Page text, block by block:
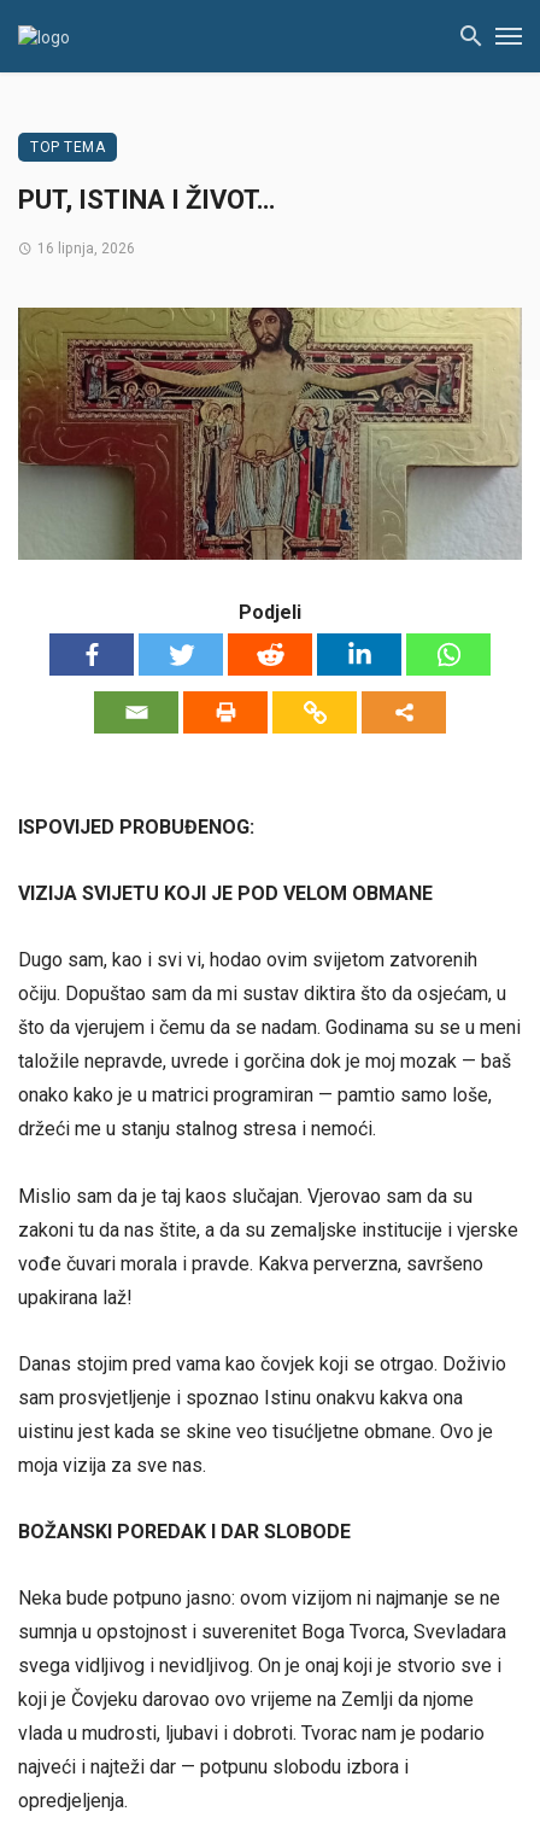
TOP TEMA
PUT, ISTINA I ŽIVOT…
16 lipnja, 2026
Podjeli
ISPOVIJED PROBUĐENOG:
VIZIJA SVIJETU KOJI JE POD VELOM OBMANE
Dugo sam, kao i svi vi, hodao ovim svijetom zatvorenih
očiju. Dopuštao sam da mi sustav diktira što da osjećam, u
što da vjerujem i čemu da se nadam. Godinama su se u meni
taložile nepravde, uvrede i gorčina dok je moj mozak — baš
onako kako je u matrici programiran — pamtio samo loše,
držeći me u stanju stalnog stresa i nemoći.
Mislio sam da je taj kaos slučajan. Vjerovao sam da su
zakoni tu da nas štite, a da su zemaljske institucije i vjerske
vođe čuvari morala i pravde. Kakva perverzna, savršeno
upakirana laž!
Danas stojim pred vama kao čovjek koji se otrgao. Doživio
sam prosvjetljenje i spoznao Istinu onakvu kakva ona
uistinu jest kada se skine veo tisućljetne obmane. Ovo je
moja vizija za sve nas.
BOŽANSKI POREDAK I DAR SLOBODE
Neka bude potpuno jasno: ovom vizijom ni najmanje se ne
sumnja u opstojnost i suverenitet Boga Tvorca, Svevladara
svega vidljivog i nevidljivog. On je onaj koji je stvorio sve i
koji je Čovjeku darovao ovo vrijeme na Zemlji da njome
vlada u mudrosti, ljubavi i dobroti. Tvorac nam je podario
najveći i najteži dar — potpunu slobodu izbora i
opredjeljenja.